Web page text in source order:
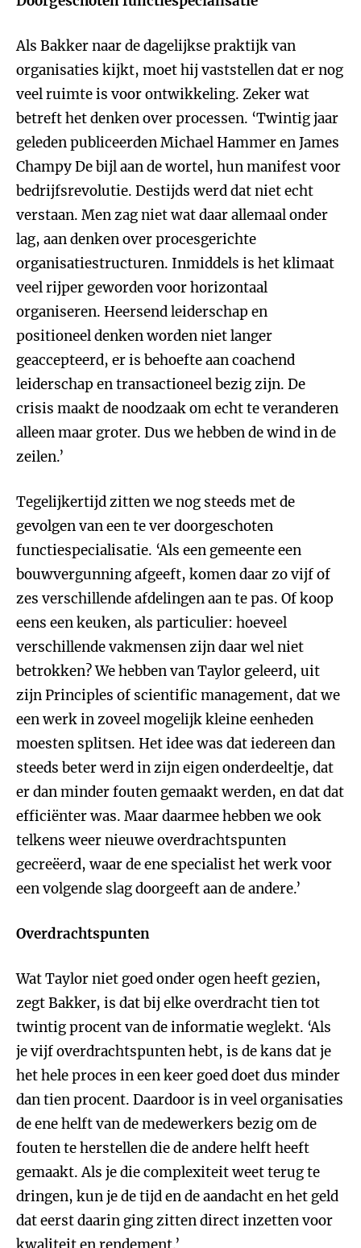
Als Bakker naar de dagelijkse praktijk van
organisaties kijkt, moet hij vaststellen dat er nog
veel ruimte is voor ontwikkeling. Zeker wat
betreft het denken over processen. ‘Twintig jaar
geleden publiceerden Michael Hammer en James
Champy De bijl aan de wortel, hun manifest voor
bedrijfsrevolutie. Destijds werd dat niet echt
verstaan. Men zag niet wat daar allemaal onder
lag, aan denken over procesgerichte
organisatiestructuren. Inmiddels is het klimaat
veel rijper geworden voor horizontaal
organiseren. Heersend leiderschap en
positioneel denken worden niet langer
geaccepteerd, er is behoefte aan coachend
leiderschap en transactioneel bezig zijn. De
crisis maakt de noodzaak om echt te veranderen
alleen maar groter. Dus we hebben de wind in de
zeilen.’
Tegelijkertijd zitten we nog steeds met de
gevolgen van een te ver doorgeschoten
functiespecialisatie. ‘Als een gemeente een
bouwvergunning afgeeft, komen daar zo vijf of
zes verschillende afdelingen aan te pas. Of koop
eens een keuken, als particulier: hoeveel
verschillende vakmensen zijn daar wel niet
betrokken? We hebben van Taylor geleerd, uit
zijn Principles of scientific management, dat we
een werk in zoveel mogelijk kleine eenheden
moesten splitsen. Het idee was dat iedereen dan
steeds beter werd in zijn eigen onderdeeltje, dat
er dan minder fouten gemaakt werden, en dat dat
efficiënter was. Maar daarmee hebben we ook
telkens weer nieuwe overdrachtspunten
gecreëerd, waar de ene specialist het werk voor
een volgende slag doorgeeft aan de andere.’
Overdrachtspunten
Wat Taylor niet goed onder ogen heeft gezien,
zegt Bakker, is dat bij elke overdracht tien tot
twintig procent van de informatie weglekt. ‘Als
je vijf overdrachtspunten hebt, is de kans dat je
het hele proces in een keer goed doet dus minder
dan tien procent. Daardoor is in veel organisaties
de ene helft van de medewerkers bezig om de
fouten te herstellen die de andere helft heeft
gemaakt. Als je die complexiteit weet terug te
dringen, kun je de tijd en de aandacht en het geld
dat eerst daarin ging zitten direct inzetten voor